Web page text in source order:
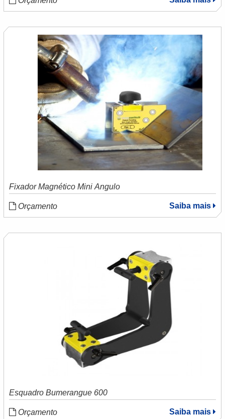
Fixador Magnético Mini Ângulo
Orçamento Saiba mais
Esquadro Bumerangue 600
Orçamento Saiba mais